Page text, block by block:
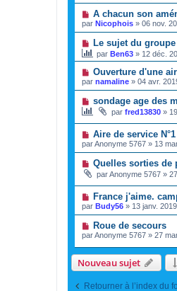
A chacun son
par Nicophois » 06 nov.
Le sujet du
par Ben63 » 12 déc.
Ouverture d'une
par namaline » 04 avr.
sondage age des
par fred13830 »
Aire de service N°1
parAnonyme 5767 » 13
Quelles sorties de
parAnonyme 5767 »
France j'aime.
par Budy56 » 13 janv.
Roue de secours
parAnonyme 5767 » 27
Nouveau sujet
Retourner à l’index du